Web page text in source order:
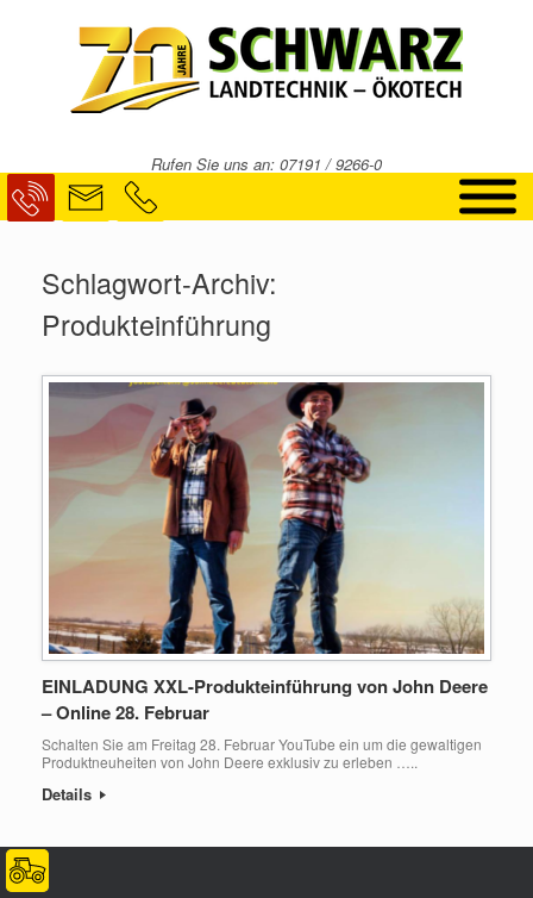
Rufen Sie uns an: 07191 / 9266-0
Schlagwort-Archiv:
Produkteinführung
EINLADUNG XXL-Produkteinführung von John Deere
– Online 28. Februar
Schalten Sie am Freitag 28. Februar YouTube ein um die gewaltigen
Produktneuheiten von John Deere exklusiv zu erleben …..
Details